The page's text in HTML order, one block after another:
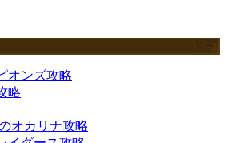
オンズ攻略
略
オカリナ攻略